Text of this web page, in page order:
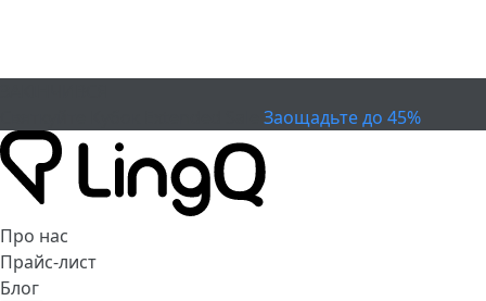
Заощадьте до 45%
Про нас
Прайс-лист
Блог